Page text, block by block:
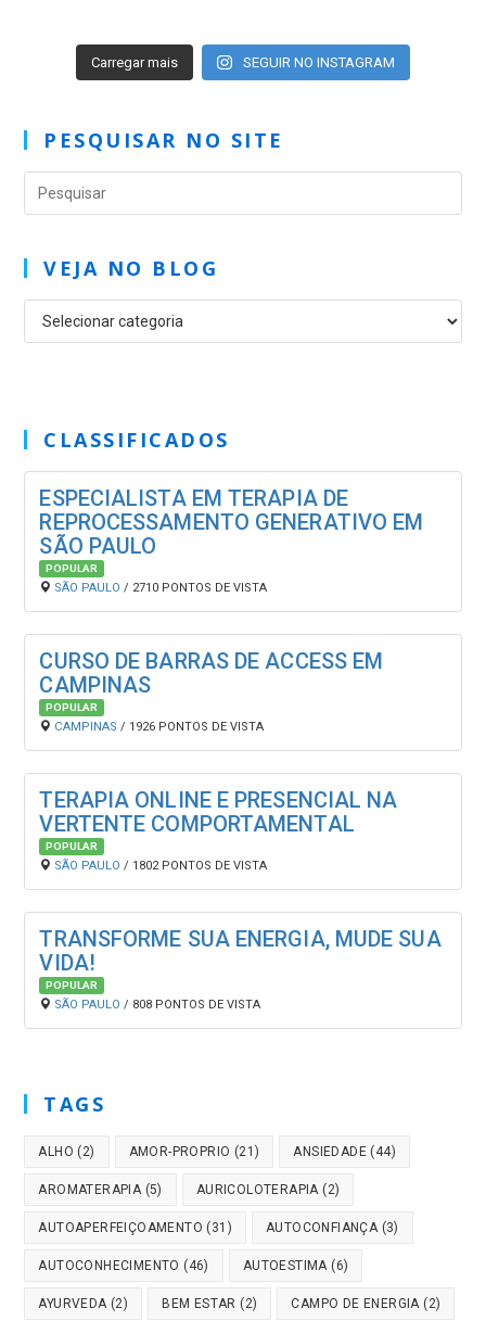
Carregar mais SEGUIR NO INSTAGRAM
PESQUISAR NO SITE
VEJA NO BLOG
CLASSIFICADOS
ESPECIALISTA EM TERAPIA DE
REPROCESSAMENTO GENERATIVO EM
SÃO PAULO
POPULAR
SÃO PAULO / 2710 PONTOS DE VISTA
CURSO DE BARRAS DE ACCESS EM
CAMPINAS
POPULAR
CAMPINAS / 1926 PONTOS DE VISTA
TERAPIA ONLINE E PRESENCIAL NA
VERTENTE COMPORTAMENTAL
POPULAR
SÃO PAULO / 1802 PONTOS DE VISTA
TRANSFORME SUA ENERGIA, MUDE SUA
VIDA!
POPULAR
SÃO PAULO / 808 PONTOS DE VISTA
TAGS
ALHO (2) AMOR-PROPRIO (21) ANSIEDADE (44)
AROMATERAPIA(5) AURICOLOTERAPIA(2)
AUTOAPERFEIÇOAMENTO (31) AUTOCONFIANÇA(3)
AUTOCONHECIMENTO (46) AUTOESTIMA(6)
AYURVEDA(2) BEM ESTAR (2) CAMPO DE ENERGIA(2)